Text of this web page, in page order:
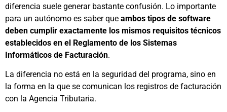
¿Cómo saber si mi
software lo cumple?
Consultar al proveedor / Manual
del software
Característica Clave
Verifactu
Declaración Responsable del
¿Es un requisito
obligatorio?
Sí(para el fabricante)
diferencia suele generar bastante confusión. Lo importante
para un autónomo es saber que ambos tipos de software
deben cumplir exactamente los mismos requisitos técnicos
establecidos en el Reglamento de los Sistemas
Informáticos de Facturación.
La diferencia no está en la seguridad del programa, sino en
la forma en la que se comunican los registros de facturación
con la Agencia Tributaria.